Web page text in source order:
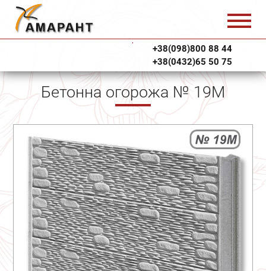
+38(098)800 88 44
+38(0432)65 50 75
Бетонна огорожа № 19М